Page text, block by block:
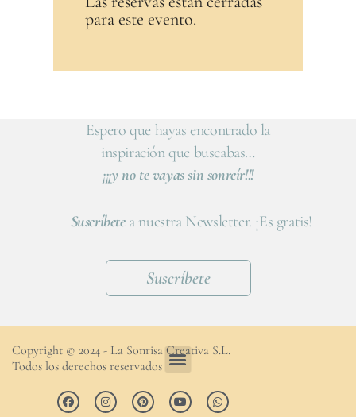
para este evento.
Espero que hayas encontrado la
inspiración que buscabas…
¡¡¡y no te vayas sin sonreír!!!
Suscríbetea nuestra Newsletter. ¡Es gratis!
Suscríbete
Copyright © 2024 - La Sonrisa Creativa S.L.
Todos los derechos reservados